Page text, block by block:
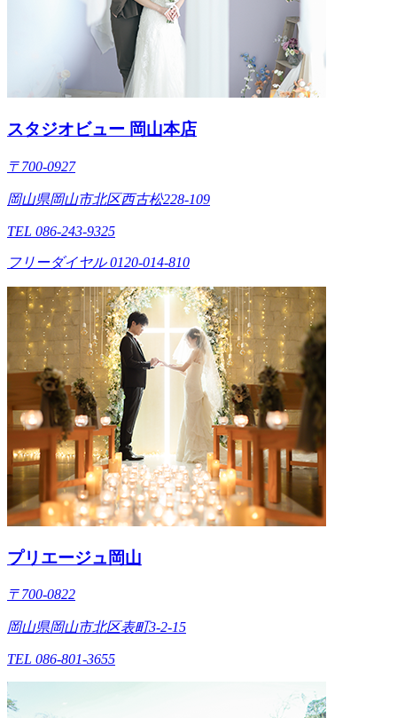
スタジオビュー 岡山本店
〒700-0927
岡山県岡山市北区西古松228-109
TEL 086-243-9325
フリーダイヤル 0120-014-810
プリエージュ岡山
〒700-0822
岡山県岡山市北区表町3-2-15
TEL 086-801-3655